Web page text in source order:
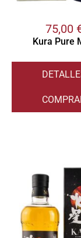
75,00
Kura Pure